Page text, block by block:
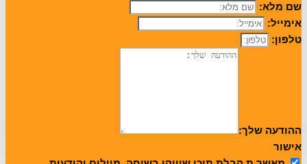
מלא:
שלך: